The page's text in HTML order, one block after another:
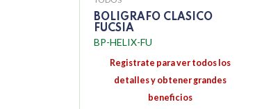
BOLIGRAFO CLASICO
FUCSIA
BP-HELIX-FU
Registrate para ver todos los
detalles y obtener grandes
beneficios